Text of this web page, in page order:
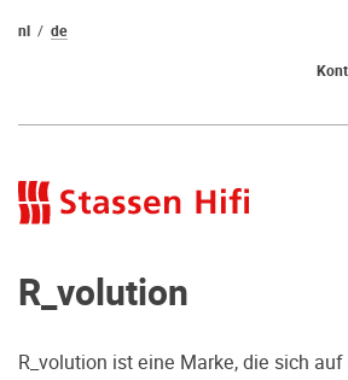
nl
de
R_volution
R_volution ist eine Marke, die sich auf